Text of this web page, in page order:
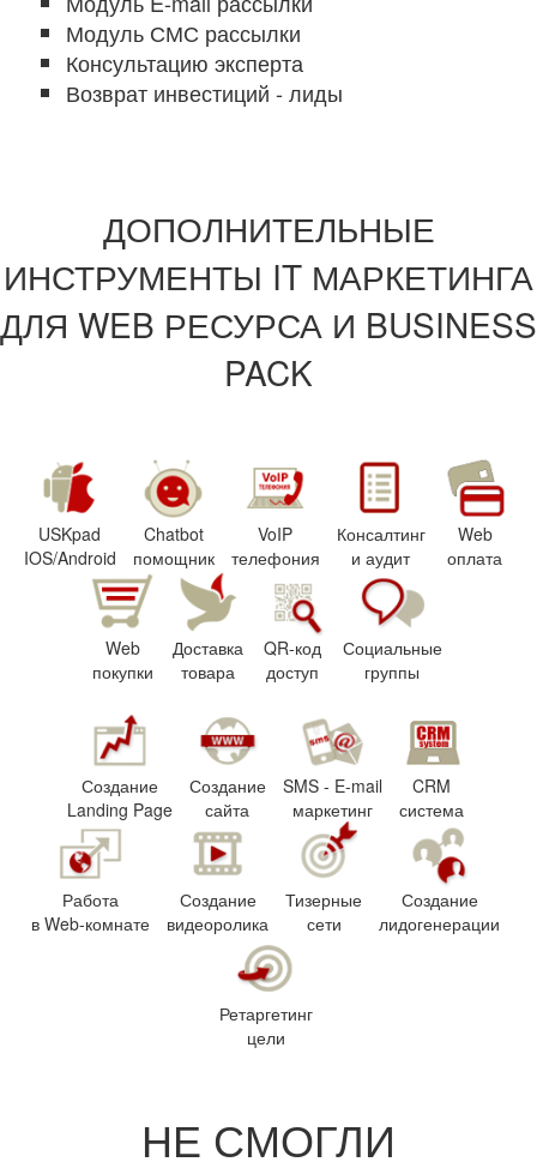
Модуль СМС рассылки
Консультацию эксперта
Возврат инвестиций - лиды
ДОПОЛНИТЕЛЬНЫЕ
ИНСТРУМЕНТЫ IT МАРКЕТИНГА
ДЛЯ WEB РЕСУРСА И BUSINESS
PACK
USKpad
IOS/Android
Chatbot
помощник
VoIP
телефония
Консалтинг
и аудит
Web
оплата
Web
покупки
Доставка
товара
QR-код
доступ
Социальные
группы
Создание
Landing Page
Создание
сайта
SMS - E-mail
маркетинг
CRM
система
Работа
в Web-комнате
Создание
видеоролика
Тизерные
сети
Создание
лидогенерации
Ретаргетинг
цели
НЕ СМОГЛИ